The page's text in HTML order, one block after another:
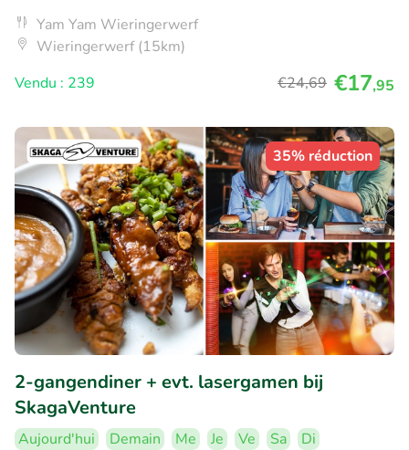
Yam Yam Wieringerwerf
Wieringerwerf (15km)
Vendu : 239
€24,69 €17,95
35% réduction
2-gangendiner + evt. lasergamen bij
SkagaVenture
Aujourd'hui Demain Me Je Ve Sa
Di